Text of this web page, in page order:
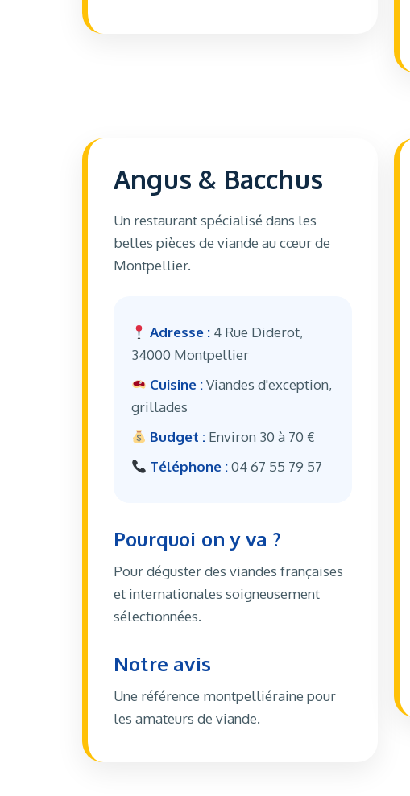
Angus & Bacchus
Un restaurant spécialisé dans les
belles pièces de viande au cœur de
Montpellier.
Adresse : 4 Rue Diderot,
34000 Montpellier
Cuisine :Viandes d'exception,
grillades
Budget : Environ 30 à 70 €
Téléphone :04 67 55 79 57
Pourquoi on y va ?
Pour déguster des viandes françaises
et internationales soigneusement
sélectionnées.
Notre avis
Une référence montpelliéraine pour
les amateurs de viande.